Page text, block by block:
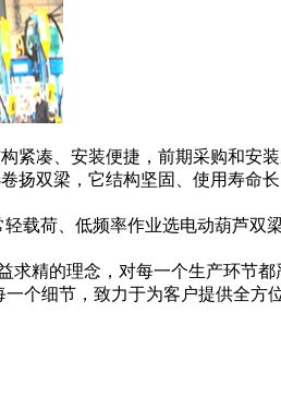
紧凑、安装便捷，前期采购和安
扬双梁，它结构坚固、使用寿命
载荷、低频率作业选电动葫芦双
求精的理念，对每一个生产环节
个细节，致力于为客户提供全方